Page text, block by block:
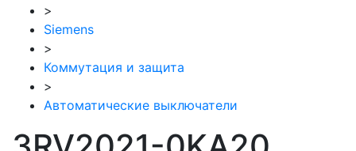
>
Siemens
>
Коммутация и защита
>
Автоматические выключатели